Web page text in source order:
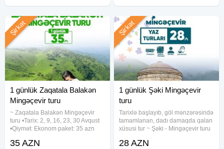
1 günlük Zaqatala Balakən
Mingəçevir turu
~ Zaqatala Balakən Mingəçevir
turu •Tarix: 2, 9, 16, 23, 30 Avqust
•Qiymət: Ekonom paket: 35 azn
daxildir: • Nəqliyyat xidməti • Səhər
Şirkət
35 AZN
1 günlük Şəki Mingəçevir
turu
Tarixlə başlayıb, göl mənzərəsində
tamamlanan, dadı damaqda qalan
xüsusi tur ~ Şəki - Mingəçevir turu
29, 30 Avqust •Qiymətlər: •Ekonom
Şirkət
28 AZN